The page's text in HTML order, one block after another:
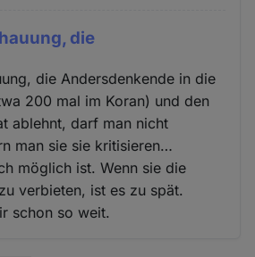
die
die Andersdenkende in die
200 mal im Koran) und den
ablehnt, darf man nicht
man sie sie kritisieren…
möglich ist. Wenn sie die
verbieten, ist es zu spät.
schon so weit.